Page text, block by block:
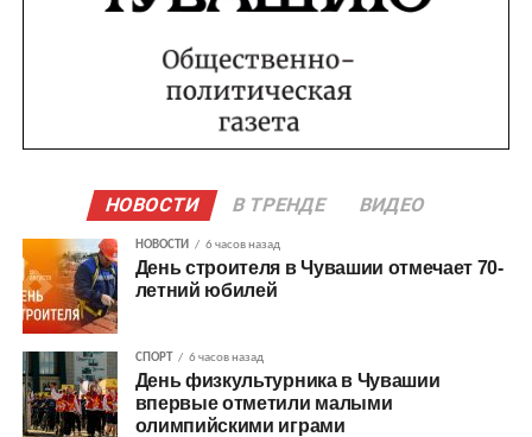
НОВОСТИ В ТРЕНДЕ ВИДЕО
НОВОСТИ 6 часов назад
День строителя в Чувашии отмечает 70-
летний юбилей
СПОРТ 6 часов назад
День физкультурника в Чувашии
впервые отметили малыми
олимпийскими играми